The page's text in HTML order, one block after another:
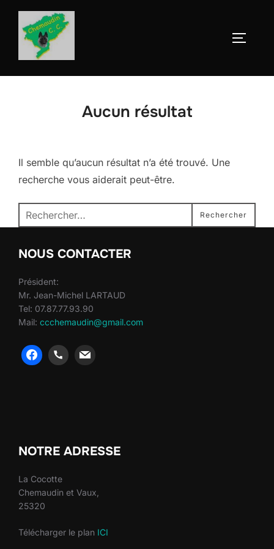
Aller
contenu
Aucun résultat
Il semble qu’aucun résultat n’a été trouvé. Une
recherche vous aiderait peut-être.
Recherche
pour :
Rechercher
NOUS CONTACTER
Président:
Mr. Jean-Michel LARTAUD
Tel: 07.87.77.93.90
Mail: ccchemaudin@gmail.com
NOTRE ADRESSE
La Cocotte
Chemaudin et Vaux,
25320
Télécharger le plan ICI